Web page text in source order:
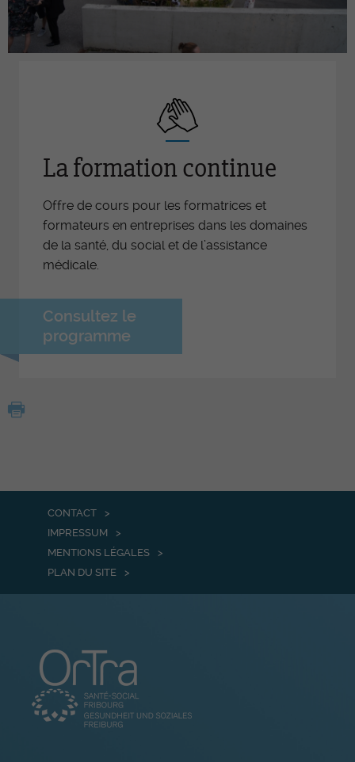
La formation continue
Offre de cours pour les formatrices et
formateurs en entreprises dans les domaines
de la santé, du social et de l’assistance
médicale.
Consultez le
programme
CONTACT
IMPRESSUM
MENTIONS LÉGALES
PLAN DU SITE